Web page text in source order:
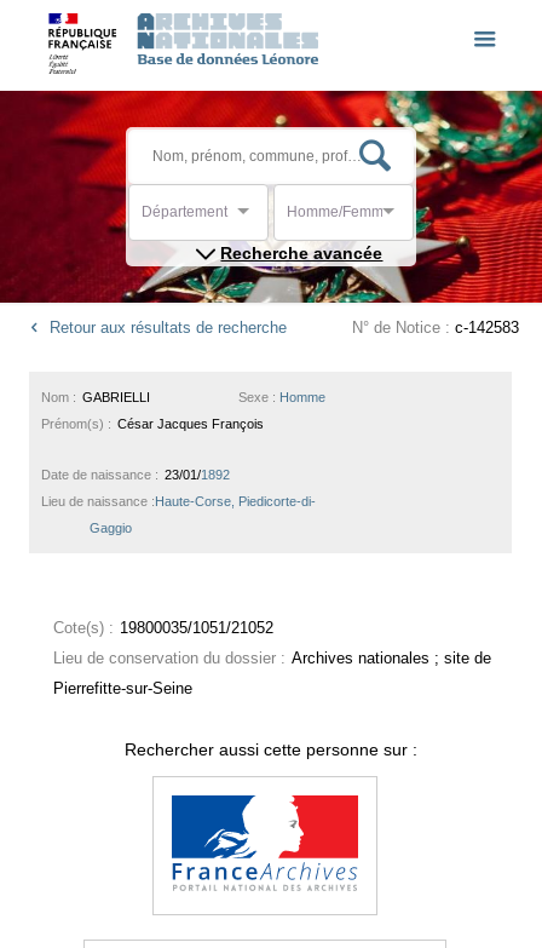
Département Homme/Femme
Recherche avancée
Retour aux résultats de recherche N° de Notice : c-142583
Sexe : Homme
Nom : GABRIELLI
Prénom(s) : César Jacques François
Date de naissance : 23/01/1892
Lieu de naissance :Haute-Corse, Piedicorte-di-
Gaggio
Cote(s) : 19800035/1051/21052
Lieu de conservation du dossier : Archives nationales ; site de
Pierrefitte-sur-Seine
Rechercher aussi cette personne sur :